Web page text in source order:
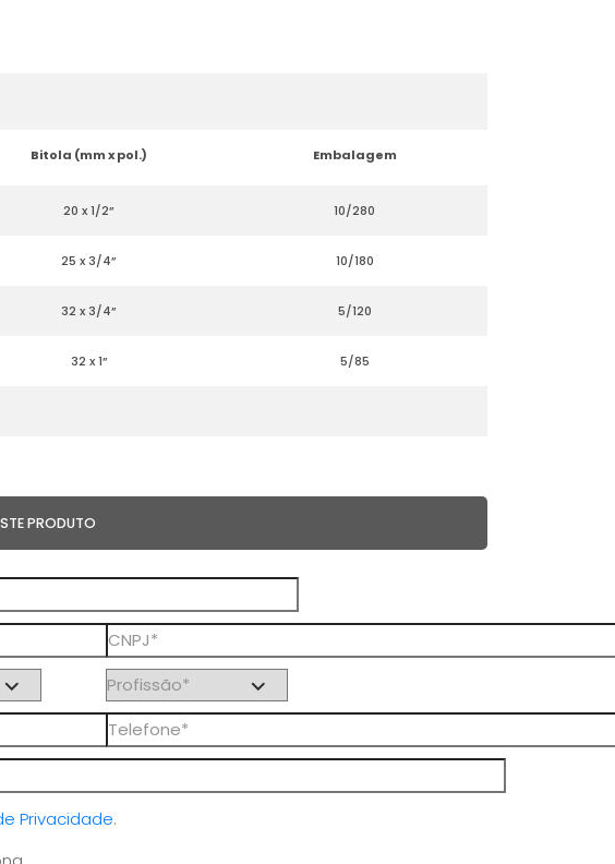
Bitola (mm x pol.) Embalagem
20 x 1/2” 10/280
25 x 3/4” 10/180
32 x 3/4” 5/120
32 x 1” 5/85
PRODUTO
Privacidade.